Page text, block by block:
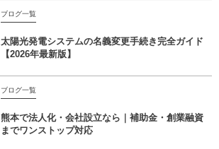
ブログ一覧
太陽光発電システムの名義変更手続き完全ガイド
【2026年最新版】
ブログ一覧
熊本で法人化・会社設立なら｜補助金・創業融資
までワンストップ対応